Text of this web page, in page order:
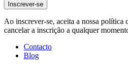
Inscrever-se
Ao inscrever-se, aceita a nossa política
cancelar a inscrição a qualquer
Contacto
Blog